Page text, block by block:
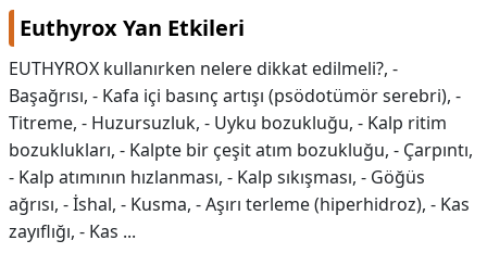
Euthyrox Yan Etkileri
EUTHYROX kullanırken nelere dikkat edilmeli?, -
Başağrısı, - Kafa içi basınç artışı (psödotümör serebri), -
Titreme, - Huzursuzluk, - Uyku bozukluğu, - Kalp ritim
bozuklukları, - Kalpte bir çeşit atım bozukluğu, - Çarpıntı,
- Kalp atımının hızlanması, - Kalp sıkışması, - Göğüs
ağrısı, - İshal, - Kusma, - Aşırı terleme (hiperhidroz), - Kas
zayıflığı, - Kas ...